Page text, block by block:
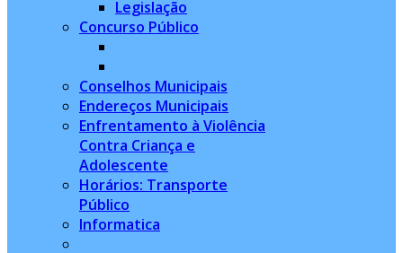
Legislação
Concurso Público
Conselhos Municipais
Endereços Municipais
Enfrentamento à Violência
Contra Criança e
Adolescente
Horários: Transporte
Público
Informatica